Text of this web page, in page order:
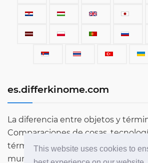
This website uses cookies to
es.differkinome.com
La diferencia entre objetos y
Comparaciones de cosas,
términos, personas y todo lo que
mundo.